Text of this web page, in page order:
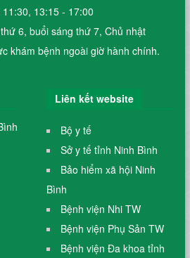
13:15 - 17:00
6, buổi sáng thứ 7, Chủ nhật
khám bệnh ngoài giờ hành chính.
Liên kết website
Bộ y tế
Sở y tế tỉnh Ninh Bình
Bảo hiểm xã hội Ninh
Bình
Bệnh viện Nhi TW
Bệnh viện Phụ Sản TW
Bệnh viện Đa khoa tỉnh